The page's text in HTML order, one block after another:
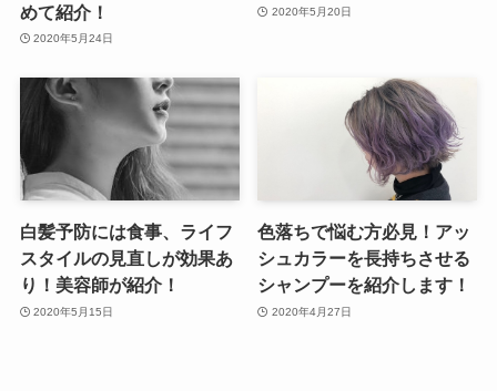
めて紹介！
2020年5月24日
2020年5月20日
白髪予防には食事、ライフ
スタイルの見直しが効果あ
り！美容師が紹介！
2020年5月15日
色落ちで悩む方必見！アッ
シュカラーを長持ちさせる
シャンプーを紹介します！
2020年4月27日